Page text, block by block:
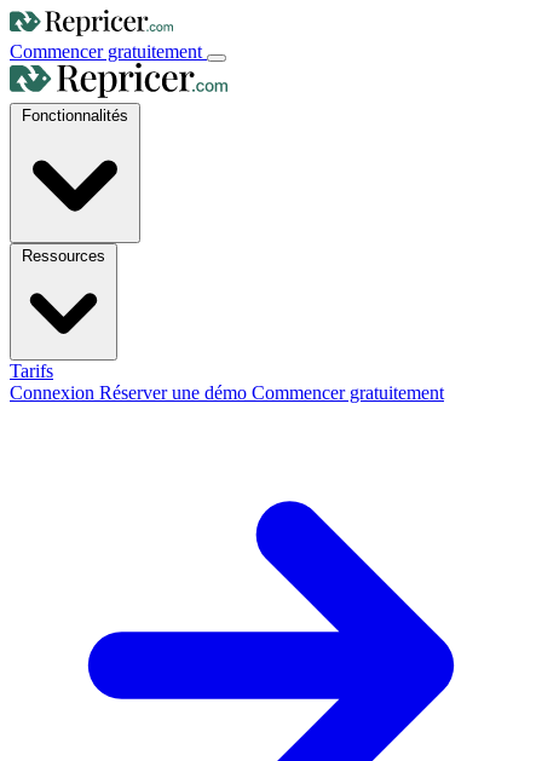
Commencer gratuitement
Tarifs
Connexion Réserver une démo Commencer gratuitement